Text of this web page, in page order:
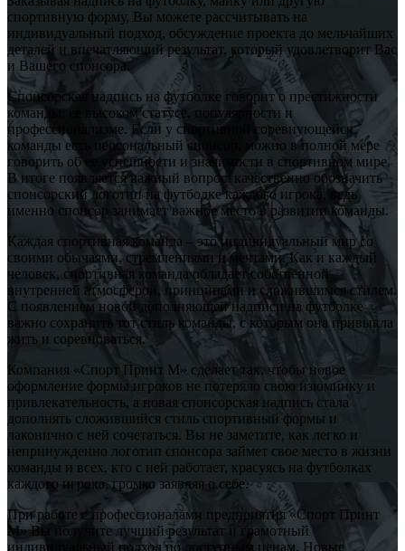
спортивную форму, Вы можете рассчитывать на
индивидуальный подход, обсуждение проекта до мельчайших
деталей и впечатляющий результат, который удовлетворит Вас
и Вашего спонсора.
Спонсорская надпись на футболке говорит о престижности
команды, ее высоком статусе, популярности и
профессионализме. Если у спортивной соревнующейся
команды есть персональный спонсор, можно в полной мере
говорить об ее успешности и значимости в спортивном мире.
В итоге появляется важный вопрос: качественно обозначить
спонсорский логотип на футболке каждого игрока, ведь
именно спонсор занимает важное место в развитии команды.
Каждая спортивная команда – это индивидуальный мир со
своими обычаями, стремлениями и мечтами. Как и каждый
человек, спортивная команда обладает собственной
внутренней атмосферой, принципами и сложившимся стилем.
С появлением новой дополняющей надписи на футболке
важно сохранить тот стиль команды, с которым она привыкла
жить и соревноваться.
Компания «Спорт Принт М» сделает так, чтобы новое
оформление формы игроков не потеряло свою изюминку и
привлекательность, а новая спонсорская надпись стала
дополнять сложившийся стиль спортивный формы и
лаконично с ней сочетаться. Вы не заметите, как легко и
непринужденно логотип спонсора займет свое место в жизни
команды и всех, кто с ней работает, красуясь на футболках
каждого игрока, громко заявляя о себе.
При работе с профессионалами предприятия «Спорт Принт
М» Вы получите лучший результат и грамотный
индивидуальный подход по доступным ценам. Новые